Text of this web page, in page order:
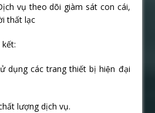
vụ theo dõi giàm sát con cái,
thất lạc
dụng các trang thiết bị hiện đại
lượng dịch vụ.